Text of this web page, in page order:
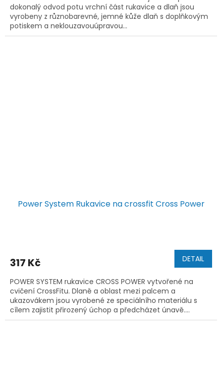
dokonalý odvod potu vrchní část rukavice a dlaň jsou
vyrobeny z různobarevné, jemné kůže dlaň s doplňkovým
potiskem a neklouzavouúpravou...
Power System Rukavice na crossfit Cross Power
317 Kč DETAIL
POWER SYSTEM rukavice CROSS POWER vytvořené na
cvičení CrossFitu. Dlaně a oblast mezi palcem a
ukazovákem jsou vyrobené ze speciálního materiálu s
cílem zajistit přirozený úchop a předcházet únavě....